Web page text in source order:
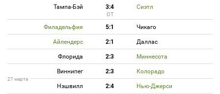
Тампа-Бэй 3:4 Сиэтл
ОТ
Филадельфия 5:1 Чикаго
Айлендерс 2:1 Даллас
Флорида 2:3 Миннесота
Виннипег 2:3 Колорадо
27 марта
Нэшвилл 2:4 Нью-Джерси